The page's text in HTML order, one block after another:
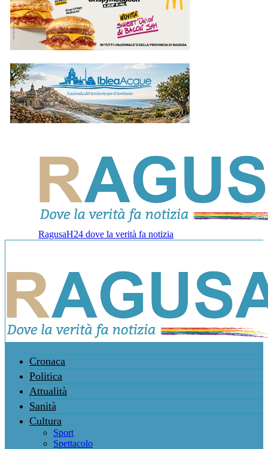
RagusaH24 dove la verità fa notizia
Cronaca
Politica
Attualità
Sanità
Cultura
Sport
Spettacolo